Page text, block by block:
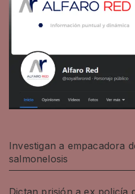
Investigan a empacadora
salmonelosis
Dictan prisión a ex policía